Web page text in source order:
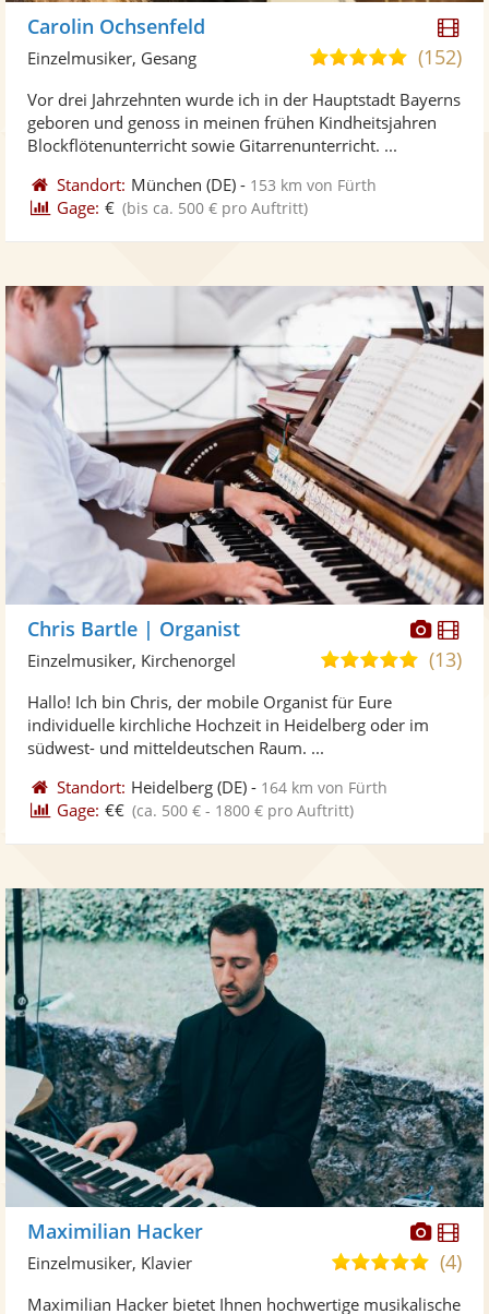
Carolin Ochsenfeld
5,0
5
(152)
Einzelmusiker, Gesang
Vor drei Jahrzehnten wurde ich in der Hauptstadt Bayerns
geboren und genoss in meinen frühen Kindheitsjahren
Blockflötenunterricht sowie Gitarrenunterricht. ...
Standort: München (DE) - 153 km von Fürth
Gage: € (bis ca. 500 € pro Auftritt)
Chris Bartle | Organist
5,0(13)
Einzelmusiker, Kirchenorgel
Hallo! Ich bin Chris, der mobile Organist für Eure
individuelle kirchliche Hochzeit in Heidelberg oder im
südwest- und mitteldeutschen Raum. ...
Standort: Heidelberg (DE) - 164 km von Fürth
Gage: €€ (ca. 500 € - 1800 € pro Auftritt)
Maximilian Hacker
5,0(4)
Einzelmusiker, Klavier
Maximilian Hacker bietet Ihnen hochwertige musikalische